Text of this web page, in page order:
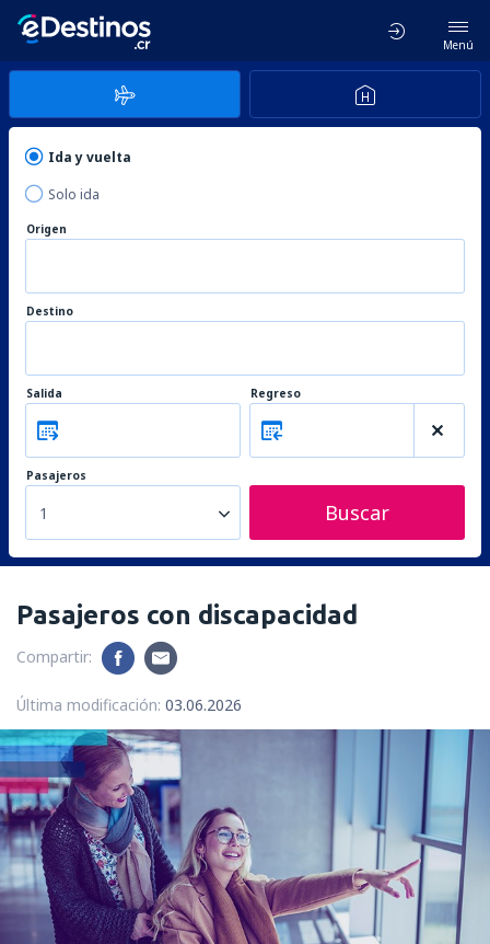
Menú
Ida y vuelta
Solo ida
Origen
Destino
Salida Regreso
Pasajeros
1 Buscar
Pasajeros con discapacidad
Compartir:
Última modificación: 03.06.2026